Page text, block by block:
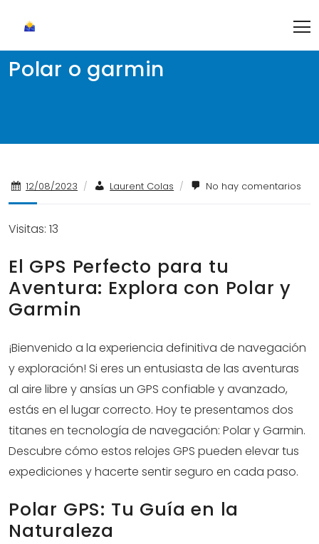
content
Polar o garmin
12/08/2023 / Laurent Colas / No hay comentarios
Visitas: 13
El GPS Perfecto para tu
Aventura: Explora con Polar y
Garmin
¡Bienvenido a la experiencia definitiva de navegación
y exploración! Si eres un entusiasta de las aventuras
al aire libre y ansías un GPS confiable y avanzado,
estás en el lugar correcto. Hoy te presentamos dos
titanes en tecnología de navegación: Polar y Garmin.
Descubre cómo estos relojes GPS pueden elevar tus
expediciones y hacerte sentir seguro en cada paso.
Polar GPS: Tu Guía en la
Naturaleza